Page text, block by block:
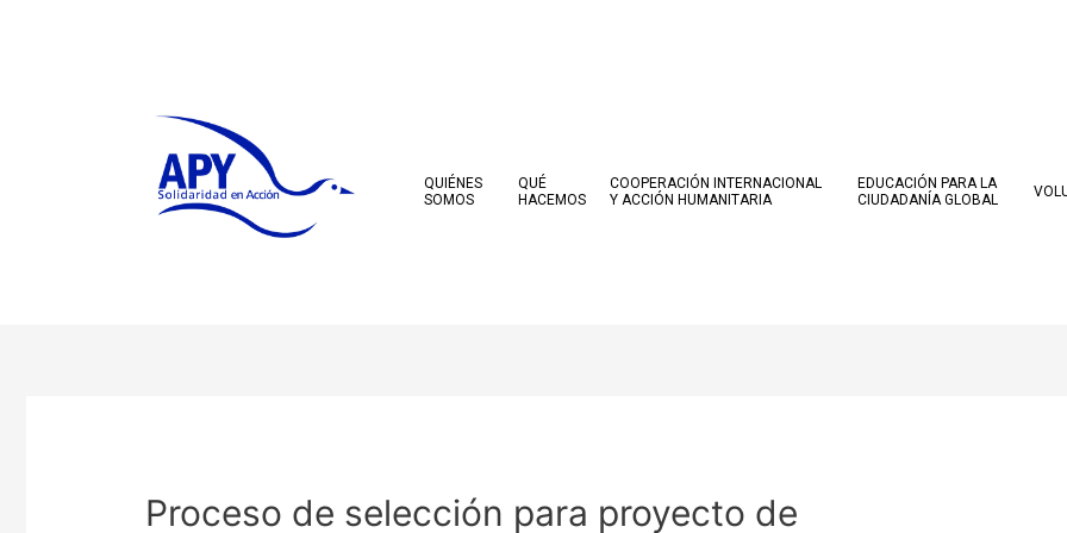
QUIÉNES
SOMOS
QUÉ
HACEMOS
COOPERACIÓN INTERNACIONAL
Y ACCIÓN HUMANITARIA
EDUCACIÓN PARA LA
CIUDADANÍA GLOBAL
Proceso de selección para proyecto de